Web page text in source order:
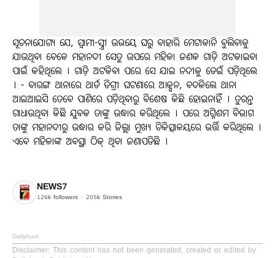
ସୂଚନାଯୋଗ୍ୟ ଯେ, ସ୍ୱାମୀ-ସ୍ତ୍ରୀ ଉଭୟେ ଘରୁ ବାହାରି ମେଟାକାନି ବୁଲିବାକୁ
ଯାଉଥିବା ବେଳେ ମହାନଦୀ ସେତୁ ଉପରେ ମହିଳା ଜଣକ ଗାଡ଼ି ଅଟକାଇବା
ପାଇଁ କହିଥିଲେ । ଗାଡ଼ି ଅଟକିବା ପରେ ସେ ଯାଇ ନଦୀକୁ ଡେଇଁ ପଡ଼ିଥିଲେ
। - ବାରଙ୍ଗ ଥାନାରେ ଥାର୍ଡ ଡିଗ୍ରୀ ଘଟଣାରେ ଆକ୍ସନ, ବଦଳିଲେ ଥାନା
ଆଇଆଇସି ତେବେ ପାଣିରେ ପଡ଼ିଥିବାରୁ ବିଶେଷ କିଛି ହୋଇନାହିଁ । ତୁରନ୍ତ
ଗାଧାଉଥିବା କିଛି ଯୁବକ ତାଙ୍କୁ ଉଦ୍ଧାର କରିଥିଲେ । ପରେ ଅଗ୍ନିଶମ ବିଭାଗ
ତାଙ୍କୁ ମହାନଦୀରୁ ଉଦ୍ଧାର କରି ଜିଲ୍ଲା ମୁଖ୍ୟ ଚିକିତ୍ସାଳୟରେ ଭର୍ତ୍ତି କରିଥିଲେ ।
ଏବେ ମହିଳାଙ୍କ ଅବସ୍ଥା ଠିକ୍ ଥିବା ଜଣାପଡିଛି ।
NEWS7
126k followers 205k Stories
Dailyhunt
Disclaimer: This content has not been generated, created or edited by